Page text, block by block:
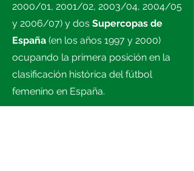
2000/01, 2001/02, 2003/04, 2004/05
y 2006/07) y dos Supercopas de
España (en los años 1997 y 2000)
ocupando la primera posición en la
clasificación histórica del fútbol
femenino en España.